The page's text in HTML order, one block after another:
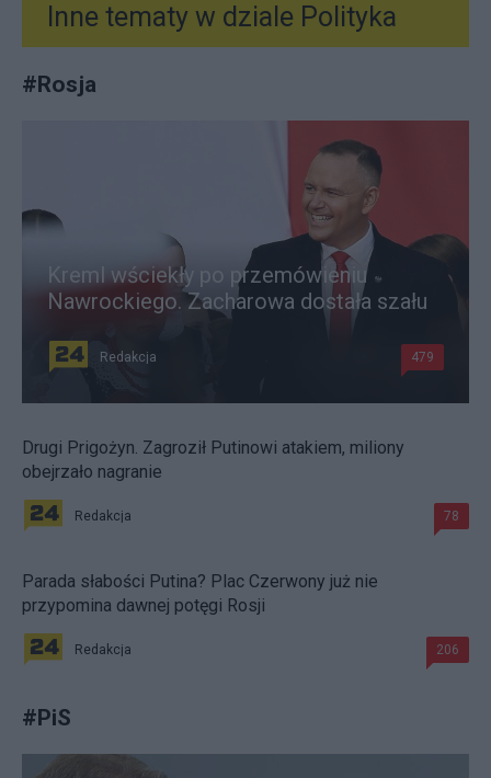
Inne tematy w dziale Polityka
#Rosja
Kreml wściekły po przemówieniu
Nawrockiego. Zacharowa dostała szału
Redakcja 479
Drugi Prigożyn. Zagroził Putinowi atakiem, miliony
obejrzało nagranie
Redakcja 78
Parada słabości Putina? Plac Czerwony już nie
przypomina dawnej potęgi Rosji
Redakcja 206
#PiS